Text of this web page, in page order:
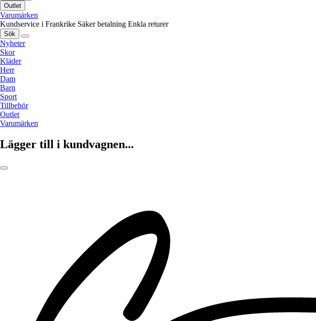
Outlet
Varumärken
Kundservice i Frankrike Säker betalning Enkla returer
Sök
Nyheter
Skor
Kläder
Herr
Dam
Barn
Sport
Tillbehör
Outlet
Varumärken
Lägger till i kundvagnen...